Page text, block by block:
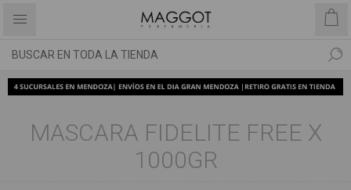
MASCARA FIDELITE FREE X
1000GR